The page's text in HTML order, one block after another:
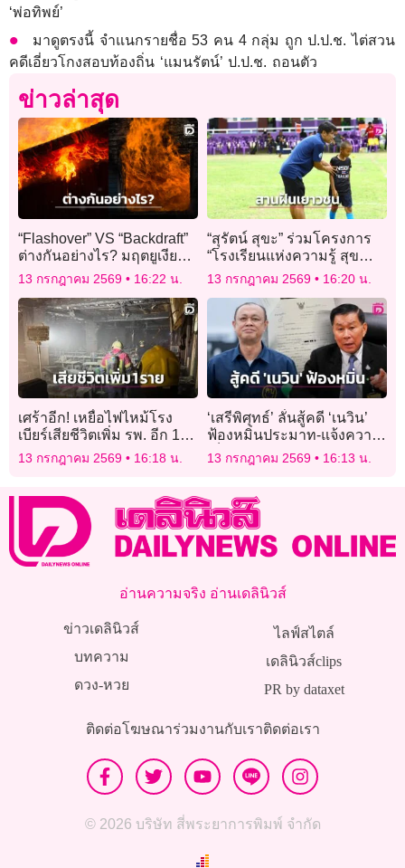
‘พ่อทิพย์’
มาดูตรงนี้ จำแนกรายชื่อ 53 คน 4 กลุ่ม ถูก ป.ป.ช. ไต่สวน
คดีเอี่ยวโกงสอบท้องถิ่น ‘แมนรัตน์’ ป.ป.ช. ถอนตัว
ข่าวล่าสุด
“Flashover” VS “Backdraft”
ต่างกันอย่างไร? มฤตยูเงียบที่
พรากชีวิตได้ในไม่กี่วินาที
13 กรกฎาคม 2569 16:22 น.
“สุรัตน์ สุขะ” ร่วมโครงการ
“โรงเรียนแห่งความรู้ สุข
ศาลาแห่งความหวัง” ของต
ชด. สานฝันเยาวชนบ้านวังศรี
13 กรกฎาคม 2569 16:20 น.
เศร้าอีก! เหยื่อไฟไหม้โรง
เบียร์เสียชีวิตเพิ่ม รพ. อีก 1
รวม 28 ราย
13 กรกฎาคม 2569 16:18 น.
‘เสรีพิศุทธ์’ ลั่นสู้คดี ‘เนวิน’
ฟ้องหมิ่นประมาท-แจ้งความ
เท็จ ศาลนัดไต่สวน 17 ส.ค.
13 กรกฎาคม 2569 16:13 น.
อ่านความจริง อ่านเดลินิวส์
ข่าวเดลินิวส์
บทความ
ดวง-หวย
ไลฟ์สไตล์
เดลินิวส์clips
PR by dataxet
ติดต่อโฆษณาร่วมงานกับเราติดต่อเรา
© 2026 บริษัท สี่พระยาการพิมพ์ จำกัด